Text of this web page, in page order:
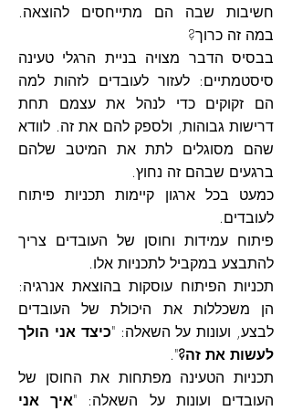
חשיבות שבה הם מתייחסים להוצאה.
במה זה כרוך?
בבסיס הדבר מצויה בניית הרגלי טעינה
סיסטמתיים: לעזור לעובדים לזהות למה
הם זקוקים כדי לנהל את עצמם תחת
דרישות גבוהות, ולספק להם את זה. לוודא
שהם מסוגלים לתת את המיטב שלהם
ברגעים שבהם זה נחוץ.
כמעט בכל ארגון קיימות תכניות פיתוח
לעובדים.
פיתוח עמידות וחוסן של העובדים צריך
להתבצע במקביל לתכניות אלו.
תכניות הפיתוח עוסקות בהוצאת אנרגיה:
הן משכללות את היכולת של העובדים
לבצע, ועונות על השאלה: "כיצד אני הולך
לעשות את זה?".
תכניות הטעינה מפתחות את החוסן של
העובדים ועונות על השאלה: "איך אני